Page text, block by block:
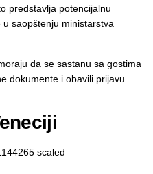
predstavlja potencijalnu
u saopštenju ministarstva
da se sastanu sa gostima
dokumente i obavili prijavu